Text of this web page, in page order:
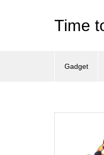
Time
Gadget